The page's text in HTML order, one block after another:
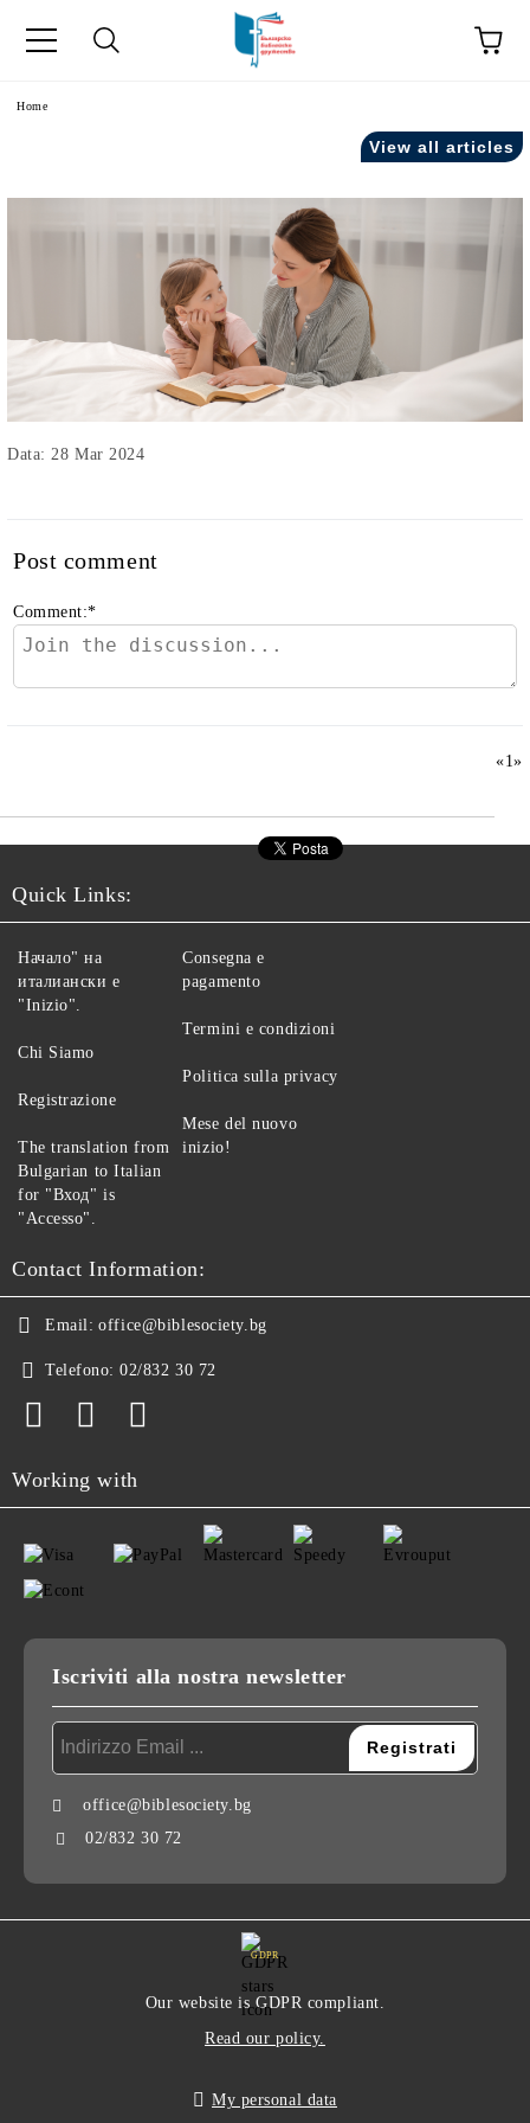
Home
View all articles
Data: 28 Mar 2024
Post comment
Comment:*
«1»
Quick Links:
Начало" на
италиански е
"Inizio".
Chi Siamo
Registrazione
The translation from
Bulgarian to Italian
for "Вход" is
"Accesso".
Consegna e
pagamento
Termini e condizioni
Politica sulla privacy
Mese del nuovo
inizio!
Contact Information:
Email: office@biblesociety.bg
Telefono: 02/832 30 72
Working with
Iscriviti alla nostra newsletter
office@biblesociety.bg
02/832 30 72
GDPR
Our website is GDPR compliant.
Read our policy.
My personal data